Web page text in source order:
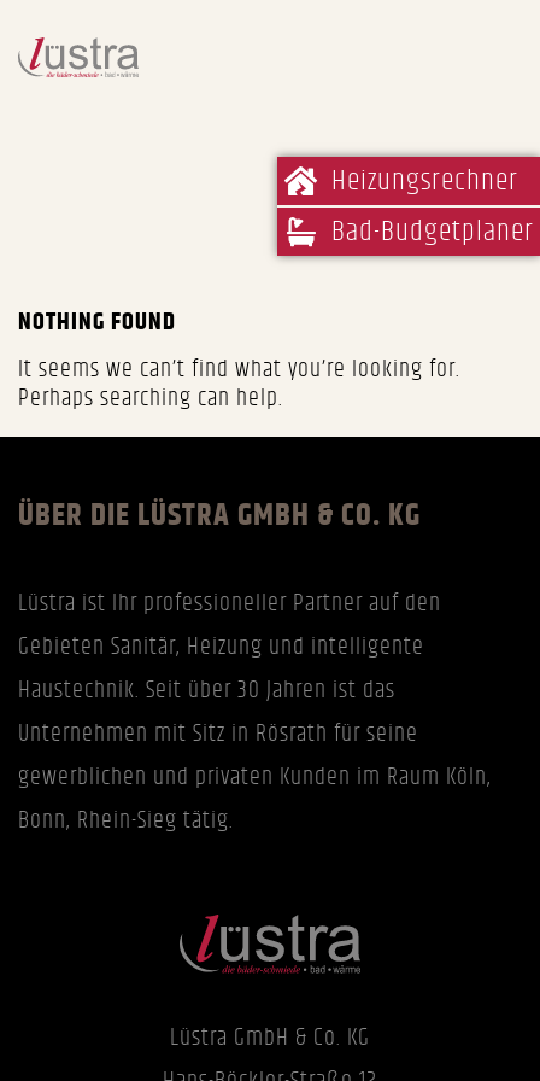
NOTHING FOUND
It seems we can’t find what you’re looking for.
Perhaps searching can help.
ÜBER DIE LÜSTRA GMBH & CO. KG
Lüstra ist Ihr professioneller Partner auf den
Gebieten Sanitär, Heizung und intelligente
Haustechnik. Seit über 30 Jahren ist das
Unternehmen mit Sitz in Rösrath für seine
gewerblichen und privaten Kunden im Raum Köln,
Bonn, Rhein-Sieg tätig.
Lüstra GmbH & Co. KG
Heizungsrechner
Bad-Budgetplaner